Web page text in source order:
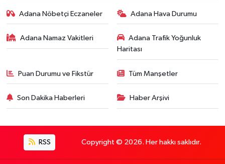
Adana Nöbetçi Eczaneler Adana Hava Durumu
Adana Namaz Vakitleri
Adana Trafik Yoğunluk
Haritası
Puan Durumu ve Fikstür Tüm Manşetler
Son Dakika Haberleri Haber Arşivi
RSS Copyright © 2026. Her hakkı saklıdır.